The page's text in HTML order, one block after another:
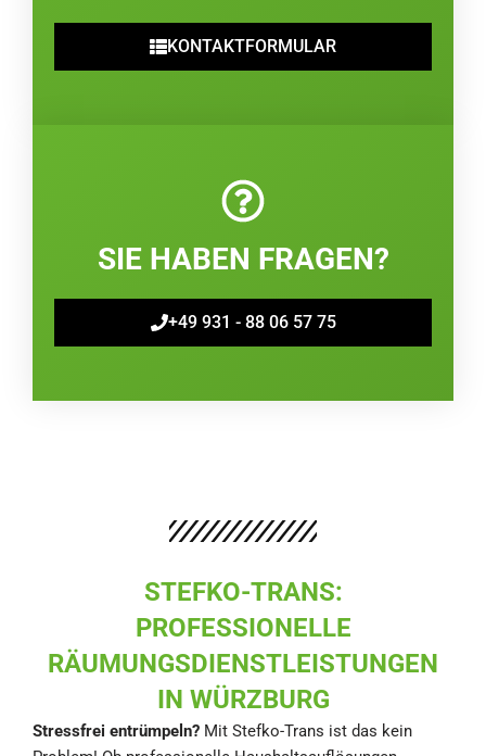
KONTAKTFORMULAR
SIE HABEN FRAGEN?
+49 931 - 88 06 57 75
STEFKO-TRANS:
PROFESSIONELLE
RÄUMUNGSDIENSTLEISTUNGEN
IN WÜRZBURG
Stressfrei entrümpeln? Mit Stefko-Trans ist das kein